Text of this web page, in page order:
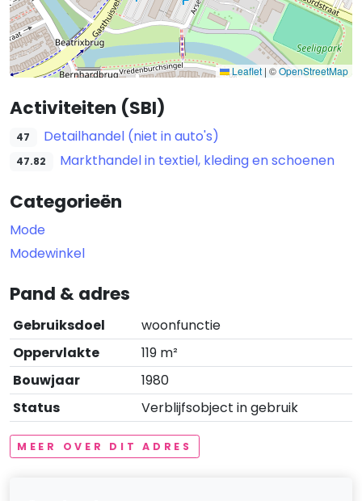
Leaflet | ©OpenStreetMap
Activiteiten (SBI)
47 Detailhandel (niet in auto's)
47.82 Markthandel in textiel, kleding en schoenen
Categorieën
Mode
Modewinkel
Pand & adres
Gebruiksdoel
woonfunctie
Oppervlakte
119 m²
Bouwjaar
1980
Status
Verblijfsobject in gebruik
MEER OVER DIT ADRES